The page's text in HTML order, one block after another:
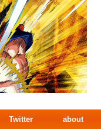
Twitter about